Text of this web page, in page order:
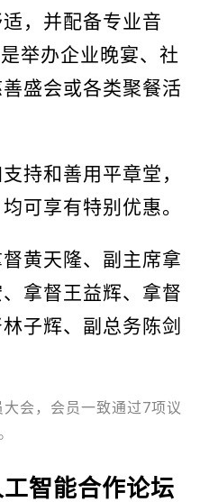
，并配备专业音
举办企业晚宴、社
盛会或各类聚餐活
持和善用平章堂，
可享有特别优惠。
黄天隆、副主席拿
拿督王益辉、拿督
子辉、副总务陈剑
会，会员一致通过7项议
智能合作论坛